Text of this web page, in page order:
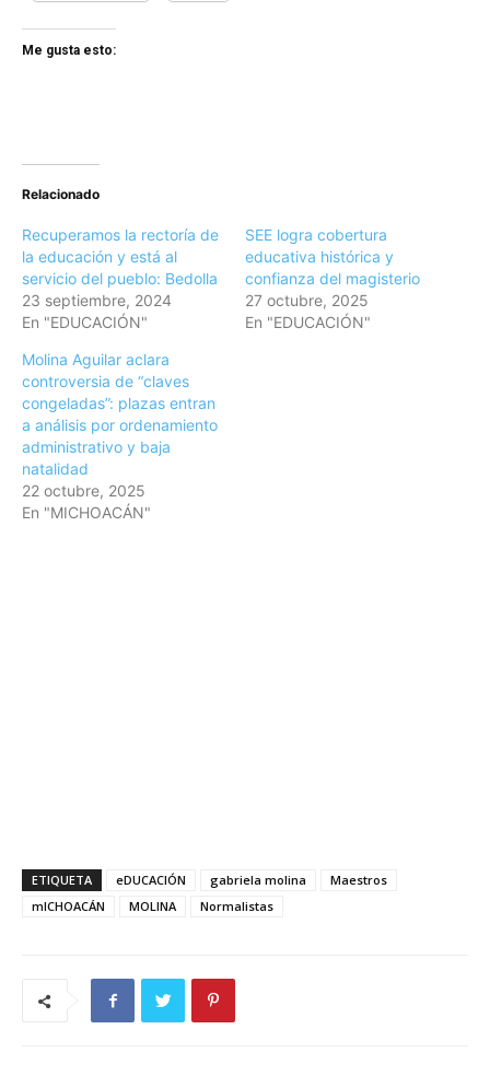
Me gusta esto:
Relacionado
Recuperamos la rectoría de
la educación y está al
servicio del pueblo: Bedolla
23 septiembre, 2024
En "EDUCACIÓN"
SEE logra cobertura
educativa histórica y
confianza del magisterio
27 octubre, 2025
En "EDUCACIÓN"
Molina Aguilar aclara
controversia de “claves
congeladas”: plazas entran
a análisis por ordenamiento
administrativo y baja
natalidad
22 octubre, 2025
En "MICHOACÁN"
ETIQUETA eDUCACIÓN gabriela molina
Maestros
mICHOACÁN
MOLINA Normalistas